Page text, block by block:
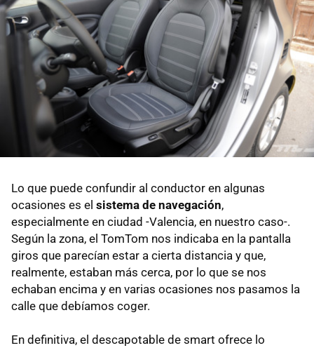
Lo que puede confundir al conductor en algunas
ocasiones es el sistema de navegación,
especialmente en ciudad -Valencia, en nuestro caso-.
Según la zona, el TomTom nos indicaba en la pantalla
giros que parecían estar a cierta distancia y que,
realmente, estaban más cerca, por lo que se nos
echaban encima y en varias ocasiones nos pasamos la
calle que debíamos coger.
En definitiva, el descapotable de smart ofrece lo